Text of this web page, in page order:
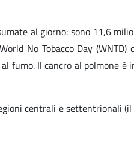
al giorno: sono 11,6
No Tobacco Day
al fumo. Il cancro al
centrali e settentrionali (il